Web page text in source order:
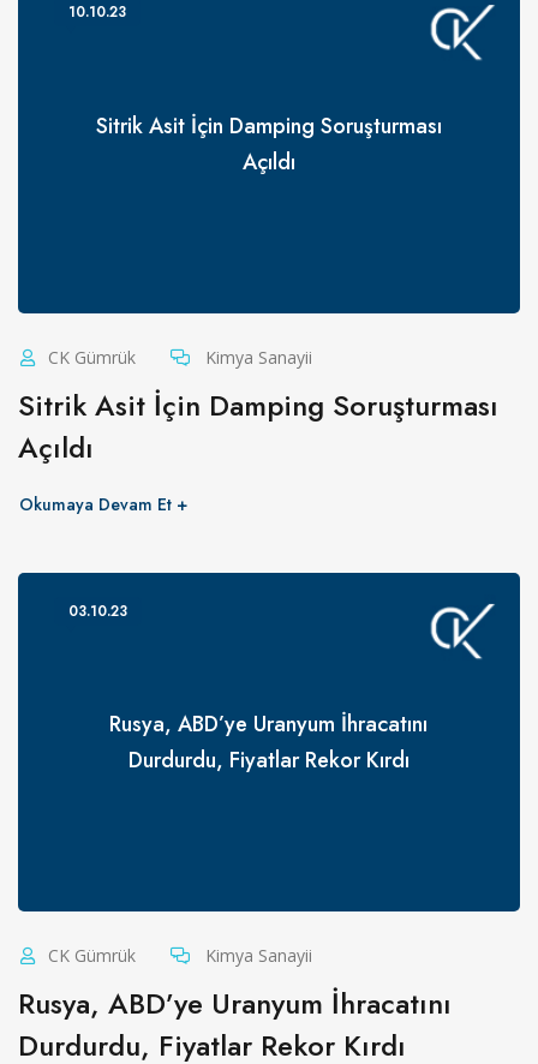
Sitrik Asit İçin Damping Soruşturması
Açıldı
10.10.23
CK Gümrük Kimya Sanayii
Sitrik Asit İçin Damping Soruşturması
Açıldı
Okumaya Devam Et
Rusya, ABD’ye Uranyum İhracatını
Durdurdu, Fiyatlar Rekor Kırdı
03.10.23
CK Gümrük Kimya Sanayii
Rusya, ABD’ye Uranyum İhracatını
Durdurdu, Fiyatlar Rekor Kırdı